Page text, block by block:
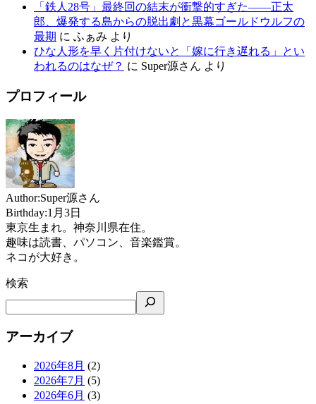
「鉄人28号」最終回の結末が衝撃的すぎた——正太
郎、爆発する島からの脱出劇と黒幕ゴールドウルフの
最期 に ふぁみ より
ひな人形を早く片付けないと「嫁に行き遅れる」とい
われるのはなぜ？ に Super源さん より
プロフィール
Author:Super源さん
Birthday:1月3日
東京生まれ。神奈川県在住。
趣味は読書、パソコン、音楽鑑賞。
ネコが大好き。
検索
アーカイブ
2026年8月 (2)
2026年7月 (5)
2026年6月 (3)